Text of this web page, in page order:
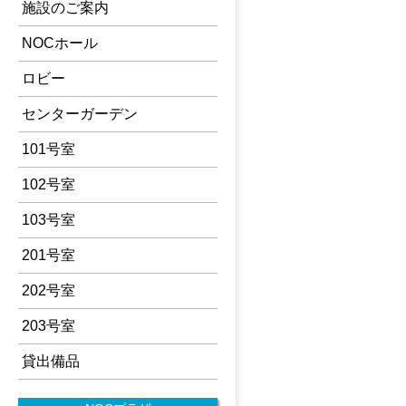
施設のご案内
NOCホール
ロビー
センターガーデン
101号室
102号室
103号室
201号室
202号室
203号室
貸出備品